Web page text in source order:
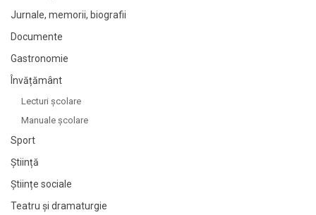
Jurnale, memorii, biografii
Documente
Gastronomie
Învățământ
Lecturi şcolare
Manuale şcolare
Sport
Știință
Științe sociale
Teatru și dramaturgie